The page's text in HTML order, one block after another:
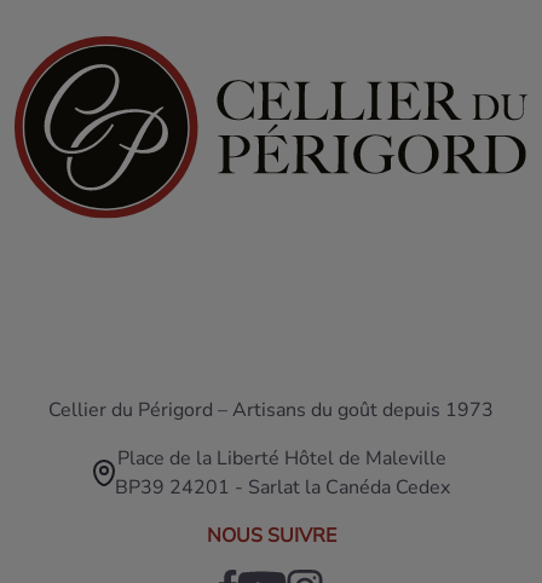
Cellier du Périgord – Artisans du goût depuis 1973
Place de la Liberté Hôtel de Maleville
BP39 24201 - Sarlat la Canéda Cedex
NOUS SUIVRE